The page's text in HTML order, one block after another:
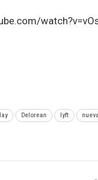
Delorean lyft